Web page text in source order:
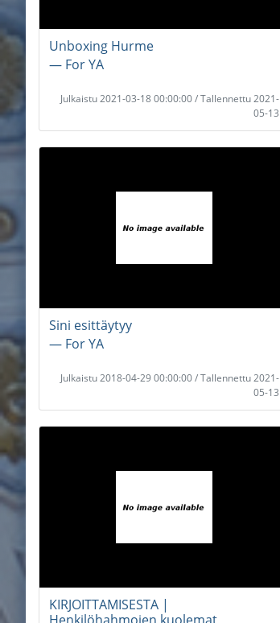
Unboxing Hurme
― For YA
Julkaistu 2021-03-18 00:00:00 / Tallennettu 2021-
05-13
Sini esittäytyy
― For YA
Julkaistu 2018-04-29 00:00:00 / Tallennettu 2021-
05-13
KIRJOITTAMISESTA |